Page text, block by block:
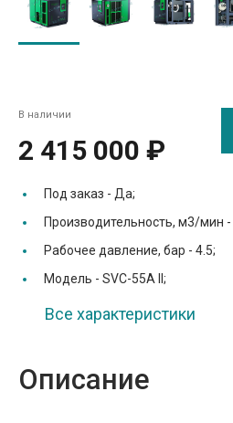
В наличии
2 415 000 ₽
Под заказ - Да;
Производительность, м3/мин -
Рабочее давление, бар - 4.5;
Модель - SVC-55A II;
Все характеристики
Описание